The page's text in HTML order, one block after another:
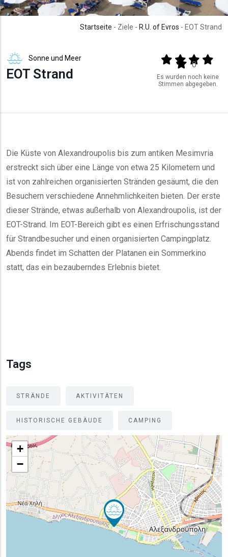
Startseite - Ziele - R.U. of Evros - EOT Strand
Sonne und Meer
EOT Strand
Output format
(star)(star)(star)
(star)
0
Es wurden noch keine
Stimmen abgegeben.
Die Küste von Alexandroupolis bis zum antiken Mesimvria
erstreckt sich über eine Länge von etwa 25 Kilometern und
ist von zahlreichen organisierten Stränden gesäumt, die den
Besuchern verschiedene Annehmlichkeiten bieten. Der erste
dieser Strände, etwas außerhalb von Alexandroupolis, ist der
EOT-Strand. Im EOT-Bereich gibt es einen Erfrischungsstand
für Strandbesucher und einen organisierten Campingplatz.
Abends findet im Schatten der Platanen ein Sommerkino
statt, das ein bezauberndes Erlebnis bietet.
Tags
STRÄNDE AKTIVITÄTEN
HISTORISCHE GEBÄUDE CAMPING
+
−